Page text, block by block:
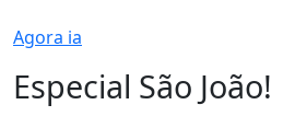
Agora ia
Especial São João!